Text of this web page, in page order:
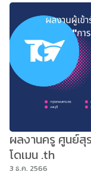
ผลงานครู ศูนย์สุ
โดเมน .th
3 ธ.ค. 2566